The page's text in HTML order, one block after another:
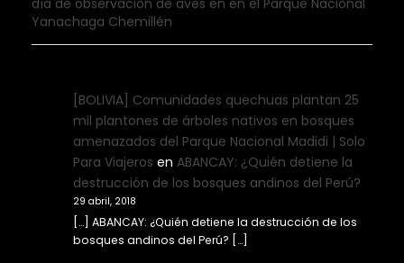
día de observación de aves en en el Parque Nacional
Yanachaga Chemillén
[BOLIVIA] Comunidades quechuas plantan 25
mil plantones de árboles nativos en bosques
amenazados del Parque Nacional Madidi | Solo
Para Viajeros en ABANCAY: ¿Quién detiene la
destrucción de los bosques andinos del Perú?
29 abril, 2018
[…] ABANCAY: ¿Quién detiene la destrucción de los
bosques andinos del Perú? […]